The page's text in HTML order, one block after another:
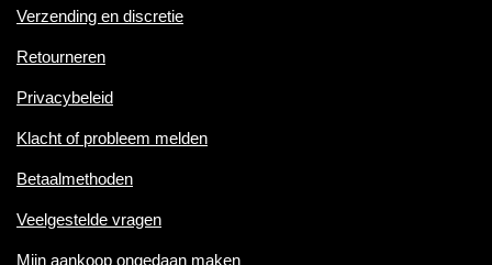
Verzending en discretie
Retourneren
Privacybeleid
Klacht of probleem melden
Betaalmethoden
Veelgestelde vragen
Mijn aankoop ongedaan maken